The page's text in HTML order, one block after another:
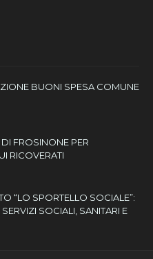
BUONI SPESA COMUNE
FROSINONE PER
RICOVERATI
“LO SPORTELLO SOCIALE”:
SOCIALI, SANITARI E